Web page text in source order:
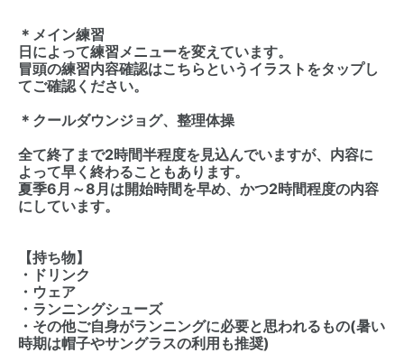
＊メイン練習
日によって練習メニューを変えています。
冒頭の練習内容確認はこちらというイラストをタップし
てご確認ください。
＊クールダウンジョグ、整理体操
全て終了まで2時間半程度を見込んでいますが、内容に
よって早く終わることもあります。
夏季6月～8月は開始時間を早め、かつ2時間程度の内容
にしています。
【持ち物】
・ドリンク
・ウェア
・ランニングシューズ
・その他ご自身がランニングに必要と思われるもの(暑い
時期は帽子やサングラスの利用も推奨)